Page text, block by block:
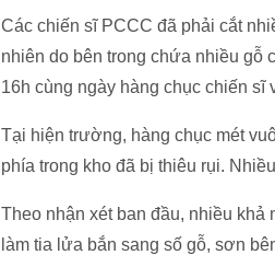
Các chiến sĩ PCCC đã phải cắt
nhiên do bên trong chứa nhiều gỗ
16h cùng ngày hàng chục chiến sĩ
Tại hiện trường, hàng chục mét
phía trong kho đã bị thiêu rụi.
Theo nhận xét ban đầu, nhiều
làm tia lửa bắn sang số gỗ, sơn